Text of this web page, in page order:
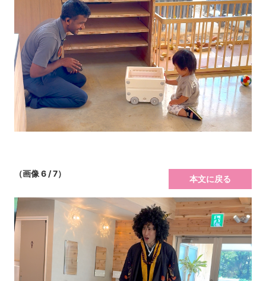
（画像 6 / 7）
本文に戻る